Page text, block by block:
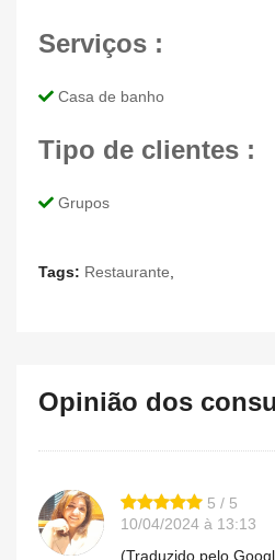
Serviços :
Casa de banho
Tipo de clientes :
Grupos
Tags: Restaurante
Opinião dos
5 / 5
10/04/2024 à 13:13
(Traduzido pelo